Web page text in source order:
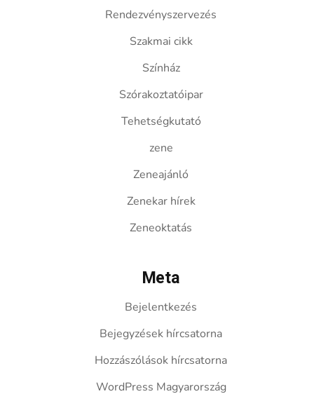
Rendezvényszervezés
Szakmai cikk
Színház
Szórakoztatóipar
Tehetségkutató
zene
Zeneajánló
Zenekar hírek
Zeneoktatás
Meta
Bejelentkezés
Bejegyzések hírcsatorna
Hozzászólások hírcsatorna
WordPress Magyarország